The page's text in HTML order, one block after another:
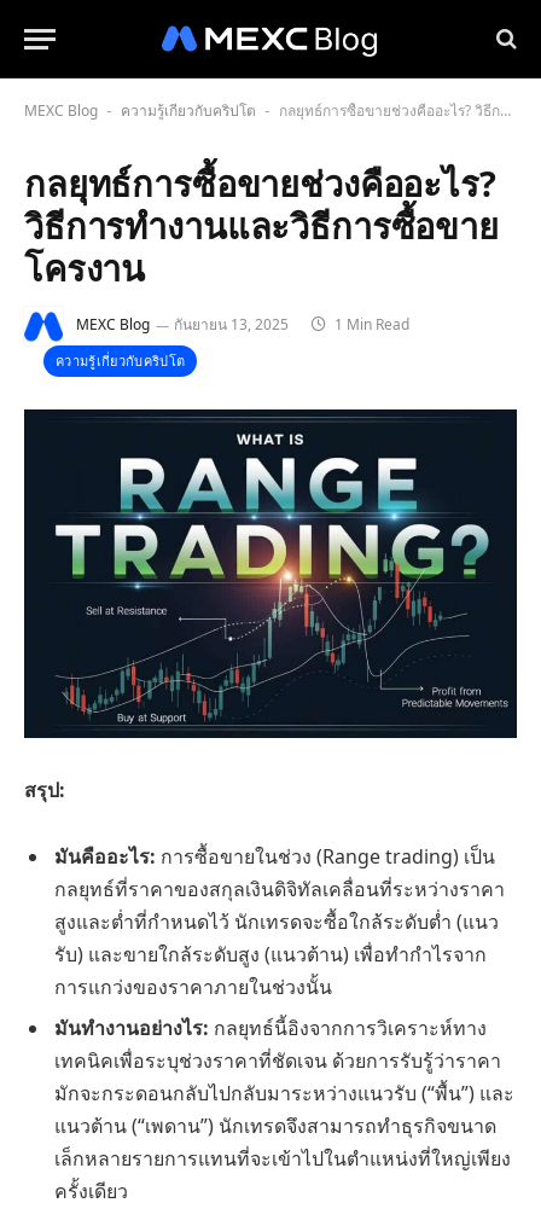
MEXC Blog - ความรู้เกี่ยวกับคริปโต - กลยุทธ์การซื้อขายช่วงคืออะไร? วิธีการทำงานและวิธีการซื้อขายโครงาน
กลยุทธ์การซื้อขายช่วงคืออะไร?
วิธีการทำงานและวิธีการซื้อขาย
โครงาน
MEXC Blog กันยายน 13, 2025 1 Min Read
ความรู้เกี่ยวกับคริปโต
สรุป:
มันคืออะไร: การซื้อขายในช่วง (Range trading) เป็น
กลยุทธ์ที่ราคาของสกุลเงินดิจิทัลเคลื่อนที่ระหว่างราคา
สูงและต่ำที่กำหนดไว้ นักเทรดจะซื้อใกล้ระดับต่ำ (แนว
รับ) และขายใกล้ระดับสูง (แนวต้าน) เพื่อทำกำไรจาก
การแกว่งของราคาภายในช่วงนั้น
มันทำงานอย่างไร: กลยุทธ์นี้อิงจากการวิเคราะห์ทาง
เทคนิคเพื่อระบุช่วงราคาที่ชัดเจน ด้วยการรับรู้ว่าราคา
มักจะกระดอนกลับไปกลับมาระหว่างแนวรับ (“พื้น”) และ
แนวต้าน (“เพดาน”) นักเทรดจึงสามารถทำธุรกิจขนาด
เล็กหลายรายการแทนที่จะเข้าไปในตำแหน่งที่ใหญ่เพียง
ครั้งเดียว